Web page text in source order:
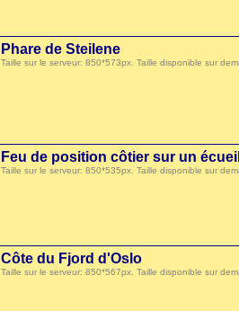
Phare de Steilene
Taille sur le serveur: 850*573px. Taille disponible sur
Feu de position côtier sur un
Taille sur le serveur: 850*535px. Taille disponible sur
Côte du Fjord d'Oslo
Taille sur le serveur: 850*567px. Taille disponible sur